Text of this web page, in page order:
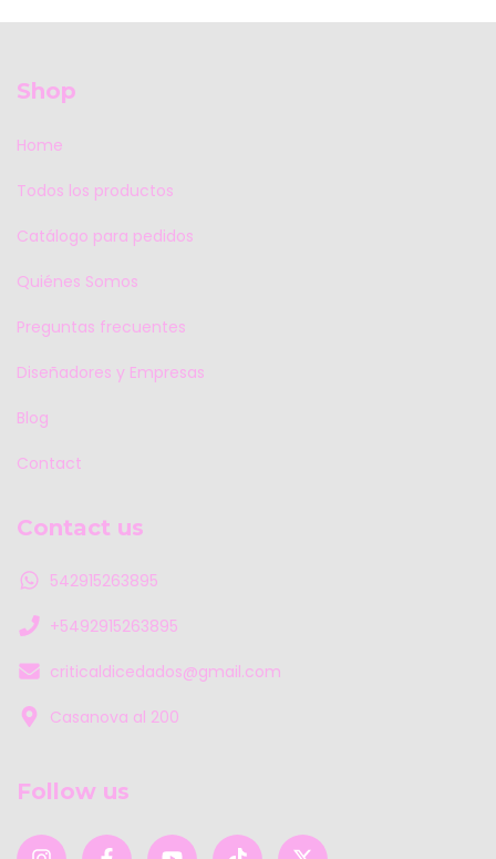
Shop
Home
Todos los productos
Catálogo para pedidos
Quiénes Somos
Preguntas frecuentes
Diseñadores y Empresas
Blog
Contact
Contact us
542915263895
+5492915263895
criticaldicedados@gmail.com
Casanova al 200
Follow us